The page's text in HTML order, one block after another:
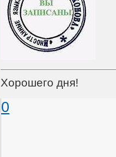
Хорошего дня!
0